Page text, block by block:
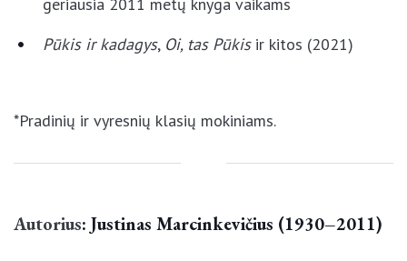
– geriausia 2011 metų knyga vaikams
Pūkis ir kadagys, Oi, tas Pūkis ir kitos (2021)
*Pradinių ir vyresnių klasių mokiniams.
Autorius: Justinas Marcinkevičius (1930–